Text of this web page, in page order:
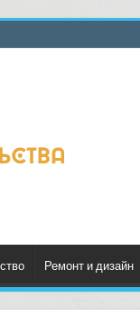
Ремонт и дизайн